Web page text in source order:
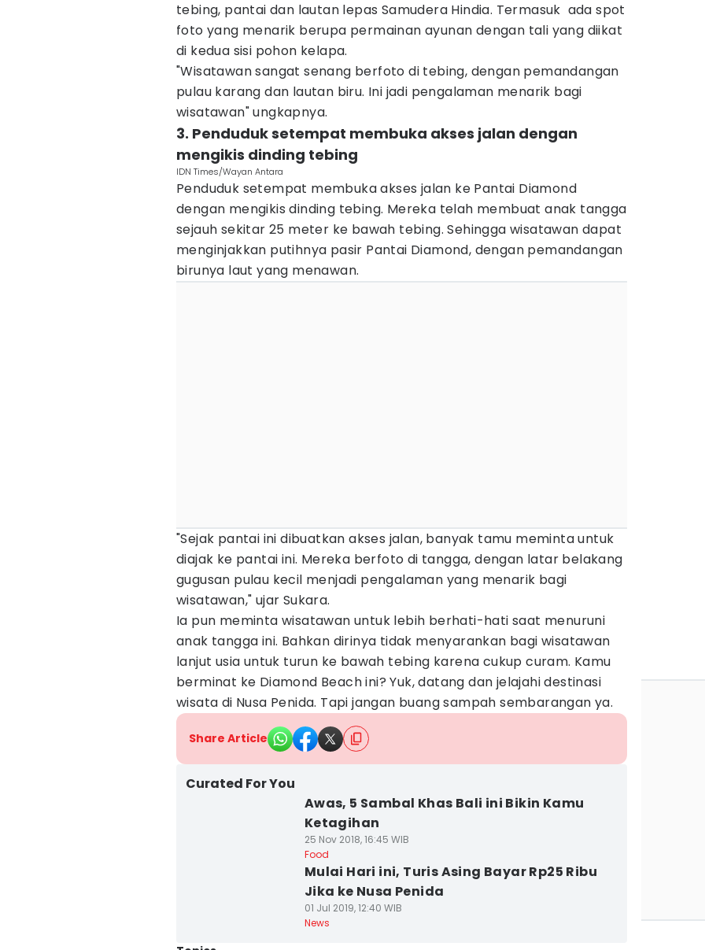
tebing, pantai dan lautan lepas Samudera Hindia. Termasuk ada spot
foto yang menarik berupa permainan ayunan dengan tali yang diikat
di kedua sisi pohon kelapa.
"Wisatawan sangat senang berfoto di tebing, dengan pemandangan
pulau karang dan lautan biru. Ini jadi pengalaman menarik bagi
wisatawan" ungkapnya.
3. Penduduk setempat membuka akses jalan dengan
mengikis dinding tebing
IDN Times/Wayan Antara
Penduduk setempat membuka akses jalan ke Pantai Diamond
dengan mengikis dinding tebing. Mereka telah membuat anak tangga
sejauh sekitar 25 meter ke bawah tebing. Sehingga wisatawan dapat
menginjakkan putihnya pasir Pantai Diamond, dengan pemandangan
birunya laut yang menawan.
"Sejak pantai ini dibuatkan akses jalan, banyak tamu meminta untuk
diajak ke pantai ini. Mereka berfoto di tangga, dengan latar belakang
gugusan pulau kecil menjadi pengalaman yang menarik bagi
wisatawan," ujar Sukara.
Ia pun meminta wisatawan untuk lebih berhati-hati saat menuruni
anak tangga ini. Bahkan dirinya tidak menyarankan bagi wisatawan
lanjut usia untuk turun ke bawah tebing karena cukup curam. Kamu
berminat ke Diamond Beach ini? Yuk, datang dan jelajahi destinasi
wisata di Nusa Penida. Tapi jangan buang sampah sembarangan ya.
Share Article
Curated For You
Awas, 5 Sambal Khas Bali ini Bikin Kamu
Ketagihan
25 Nov 2018, 16:45 WIB
Food
Mulai Hari ini, Turis Asing Bayar Rp25 Ribu
Jika ke Nusa Penida
01 Jul 2019, 12:40 WIB
News